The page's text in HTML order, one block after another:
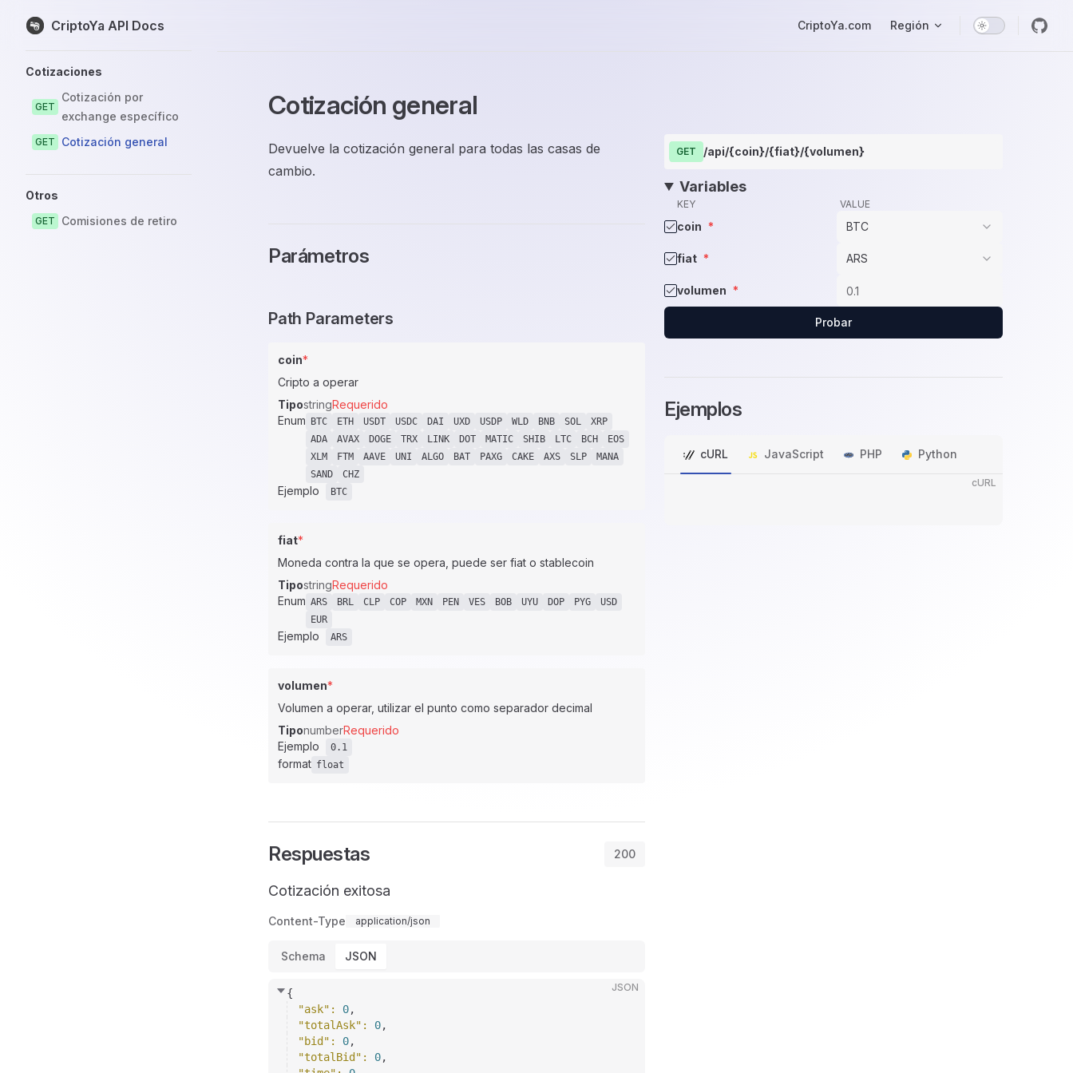
Skip to content
CriptoYa API Docs CriptoYa.com Región
Cotizaciones
GET
Cotización por
exchange específico
GET Cotización general
Otros
GET Comisiones de retiro
Cotización general
Devuelve la cotización general para todas las casas de
cambio.
Parámetros
Path Parameters
coin*
Cripto a operar
TipostringRequerido
Enum
BTC ETH USDT USDC DAI UXD USDP WLD BNB SOL
XRP
ADA
AVAX DOGE TRX LINK DOT MATIC SHIB LTC BCH
EOS
XLM
FTM AAVE UNI ALGO BAT PAXG CAKE AXS SLP
MANA
SAND
CHZ
Ejemplo BTC
fiat*
Moneda contra la que se opera, puede ser fiat o stablecoin
TipostringRequerido
Enum ARS BRL CLP COP MXN PEN VES BOB UYU DOP PYG
USD
EUR
Ejemplo ARS
volumen*
Volumen a operar, utilizar el punto como separador decimal
TiponumberRequerido
Ejemplo
0.1
format float
Respuestas 200
Cotización exitosa
Content-Type application/json
Schema JSON
JSON
{
"ask" : 0,
"totalAsk" : 0,
"bid" : 0,
"totalBid" : 0,
GET /api/{coin}/{fiat}/{volumen}
Variables
KEY VALUE
coin * BTC
fiat * ARS
volumen *
Probar
Ejemplos
cURL JavaScript PHP Python
cURL